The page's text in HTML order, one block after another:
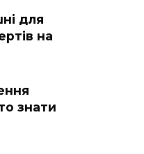
для
на
знати